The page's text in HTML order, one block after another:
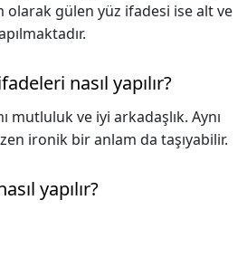
olarak gülen yüz ifadesi ise alt ve
nasıl yapılır?
mutluluk ve iyi arkadaşlık. Aynı
ironik bir anlam da taşıyabilir.
yapılır?